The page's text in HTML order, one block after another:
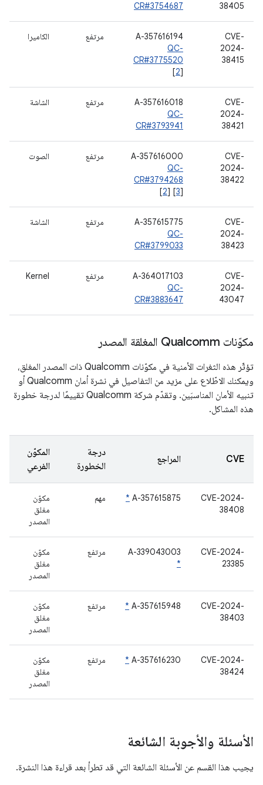
38405
CR#3754687
CVE-
2024-
38415
A-357616194
QC-
CR#3775520
[2]
مرتفع الكاميرا
CVE-
2024-
38421
A-357616018
QC-
CR#3793941
مرتفع الشاشة
CVE-
2024-
38422
A-357616000
QC-
CR#3794268
[2] [3]
مرتفع الصوت
CVE-
2024-
38423
A-357615775
QC-
CR#3799033
مرتفع الشاشة
CVE-
2024-
43047
A-364017103
QC-
CR#3883647
مرتفع Kernel
مكوّنات Qualcomm المغلقة المصدر
تؤثّر هذه الثغرات الأمنية في مكوّنات Qualcomm ذات المصدر المغلق،
ويمكنك الاطّلاع على مزيد من التفاصيل في نشرة أمان Qualcomm أو
تنبيه الأمان المناسبَين. وتقدّم شركة Qualcomm تقييمًا لدرجة خطورة
هذه المشاكل.
CVE المراجع
درجة
الخطورة
المكوّن
الفرعي
CVE-2024-
38408
A-357615875
* مهم
مكوّن
مغلق
المصدر
‫CVE-2024-
23385
A-339043003
*
مرتفع
مكوّن
مغلق
المصدر
CVE-2024-
38403
A-357615948
* مرتفع
مكوّن
مغلق
المصدر
CVE-2024-
38424
A-357616230
* مرتفع
مكوّن
مغلق
المصدر
الأسئلة والأجوبة الشائعة
يجيب هذا القسم عن الأسئلة الشائعة التي قد تطرأ بعد قراءة هذا النشرة.